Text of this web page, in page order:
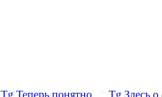
Tg Теперь понятно Tg Здесь о